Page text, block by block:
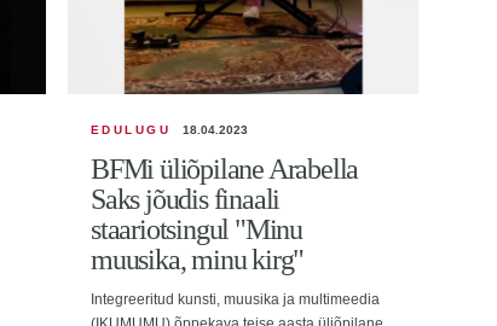
EDULUGU 18.04.2023
BFMi üliõpilane Arabella
Saks jõudis finaali
staariotsingul "Minu
muusika, minu kirg"
Integreeritud kunsti, muusika ja multimeedia